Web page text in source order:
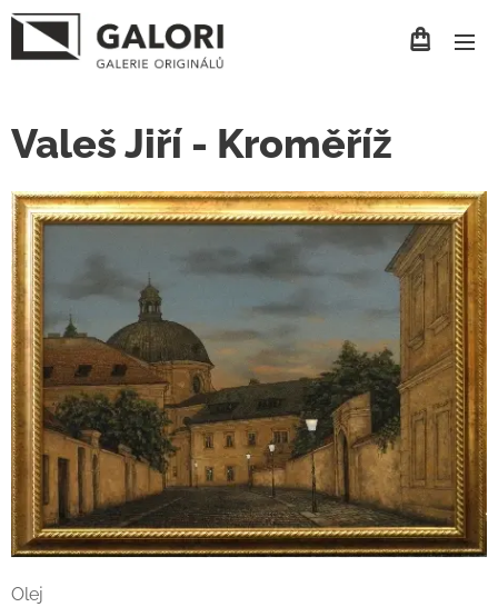
Valeš Jiří - Kroměříž
Olej